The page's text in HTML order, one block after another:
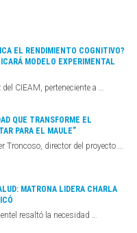
EL RENDIMIENTO COGNITIVO?
MODELO EXPERIMENTAL
CIEAM, perteneciente a …
QUE TRANSFORME EL
PARA EL MAULE”
Troncoso, director del proyecto …
MATRONA LIDERA CHARLA
resaltó la necesidad …